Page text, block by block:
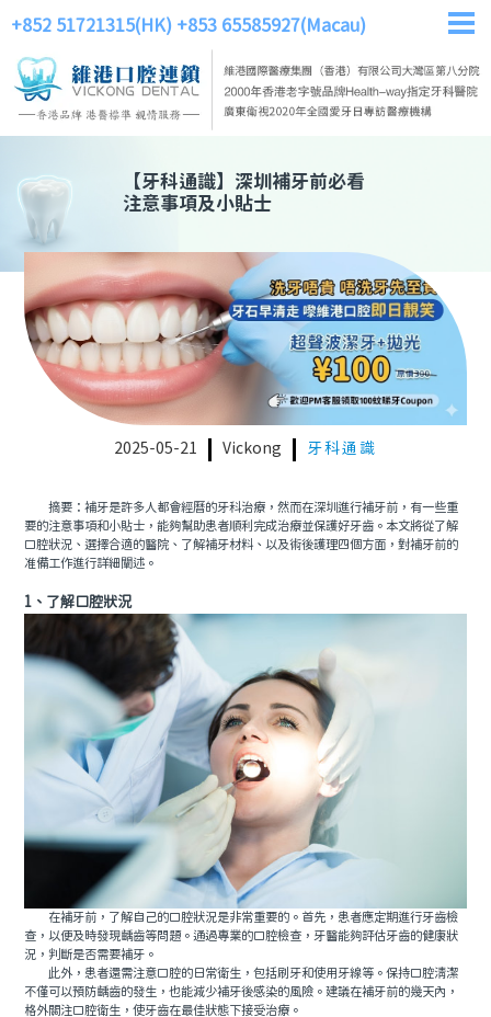
+852 51721315(HK) +853 65585927(Macau)
【牙科通識】 深圳補牙前必看
注意事項及小貼士
2025-05-21 Vickong 牙科通識
摘要：補牙是許多人都會經曆的牙科治療，然而在深圳進行補牙前，有一些重
要的注意事項和小貼士，能夠幫助患者順利完成治療並保護好牙齒。本文將從了解
口腔狀況、選擇合適的醫院、了解補牙材料、以及術後護理四個方面，對補牙前的
准備工作進行詳細闡述。
1、了解口腔狀況
在補牙前，了解自己的口腔狀況是非常重要的。首先，患者應定期進行牙齒檢
查，以便及時發現齲齒等問題。通過專業的口腔檢查，牙醫能夠評估牙齒的健康狀
況，判斷是否需要補牙。
此外，患者還需注意口腔的日常衛生，包括刷牙和使用牙線等。保持口腔清潔
不僅可以預防齲齒的發生，也能減少補牙後感染的風險。建議在補牙前的幾天內，
格外關注口腔衛生，使牙齒在最佳狀態下接受治療。